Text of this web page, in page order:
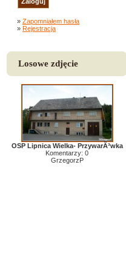
» Zapomniałem hasła
» Rejestracja
Losowe zdjęcie
OSP Lipnica Wielka- PrzywarÃ³wka
Komentarzy: 0
GrzegorzP